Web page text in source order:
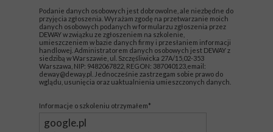
Podanie danych osobowych jest dobrowolne, ale niezbędne do
przyjęcia zgłoszenia. Wyrażam zgodę na przetwarzanie moich
danych osobowych podanych w formularzu zgłoszenia przez
DEWAY w związku ze zgłoszeniem na szkolenie,
umieszczeniem w bazie danych firmy i przesłaniem informacji
handlowej. Administratorem danych osobowych jest DEWAY z
siedzibą w Warszawie, ul. Szczęśliwicka 27A/15,02-353
Warszawa, NIP: 9482067822, REGON: 387040123,email:
deway@deway.pl. Jednocześnie zastrzegam sobie prawo do
wglądu, usunięcia oraz uaktualnienia umieszczonych danych.
Informacje o szkoleniu otrzymałem*